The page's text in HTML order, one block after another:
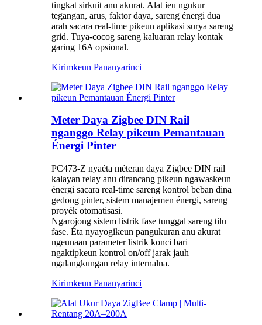
tingkat sirkuit anu akurat. Alat ieu ngukur
tegangan, arus, faktor daya, sareng énergi dua
arah sacara real-time pikeun aplikasi surya sareng
grid. Tuya-cocog sareng kaluaran relay kontak
garing 16A opsional.
Kirimkeun Pananyarinci
Meter Daya Zigbee DIN Rail
nganggo Relay pikeun Pemantauan
Énergi Pinter
PC473-Z nyaéta méteran daya Zigbee DIN rail
kalayan relay anu dirancang pikeun ngawaskeun
énergi sacara real-time sareng kontrol beban dina
gedong pinter, sistem manajemen énergi, sareng
proyék otomatisasi.
Ngarojong sistem listrik fase tunggal sareng tilu
fase. Éta nyayogikeun pangukuran anu akurat
ngeunaan parameter listrik konci bari
ngaktipkeun kontrol on/off jarak jauh
ngalangkungan relay internalna.
Kirimkeun Pananyarinci